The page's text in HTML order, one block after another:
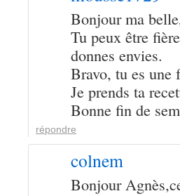
Bonjour ma
Tu peux être
donnes envies.
Bravo, tu es une
Je prends ta
Bonne fin de
répondre
colnem
Bonjour